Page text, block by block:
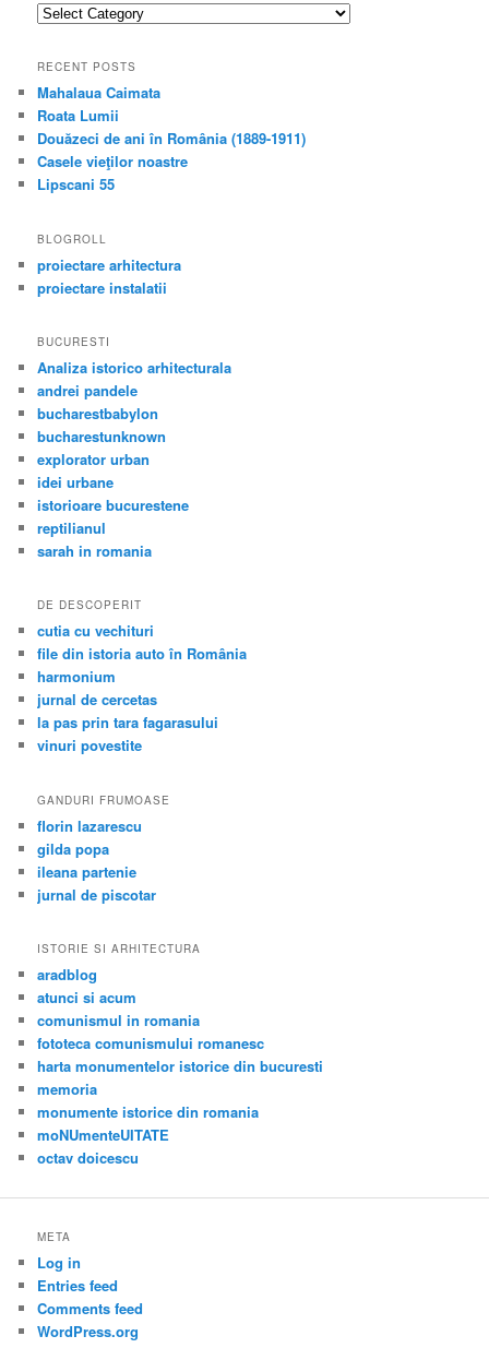
categorii
RECENT POSTS
Mahalaua Caimata
Roata Lumii
Douăzeci de ani în România (1889-1911)
Casele vieţilor noastre
Lipscani 55
BLOGROLL
proiectare arhitectura
proiectare instalatii
BUCURESTI
Analiza istorico arhitecturala
andrei pandele
bucharestbabylon
bucharestunknown
explorator urban
idei urbane
istorioare bucurestene
reptilianul
sarah in romania
DE DESCOPERIT
cutia cu vechituri
file din istoria auto în România
harmonium
jurnal de cercetas
la pas prin tara fagarasului
vinuri povestite
GANDURI FRUMOASE
florin lazarescu
gilda popa
ileana partenie
jurnal de piscotar
ISTORIE SI ARHITECTURA
aradblog
atunci si acum
comunismul in romania
fototeca comunismului romanesc
harta monumentelor istorice din bucuresti
memoria
monumente istorice din romania
moNUmenteUITATE
octav doicescu
META
Log in
Entries feed
Comments feed
WordPress.org